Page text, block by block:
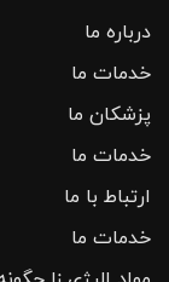
درباره ما
خدمات ما
پزشکان ما
خدمات ما
ارتباط با ما
خدمات ما